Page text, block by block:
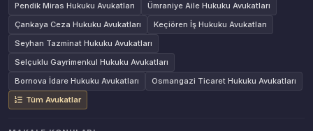
Pendik Miras Hukuku Avukatları
Ümraniye Aile Hukuku Avukatları
Çankaya Ceza Hukuku Avukatları
Keçiören İş Hukuku Avukatları
Seyhan Tazminat Hukuku Avukatları
Selçuklu Gayrimenkul Hukuku Avukatları
Bornova İdare Hukuku Avukatları
Osmangazi Ticaret Hukuku Avukatları
Tüm Avukatlar